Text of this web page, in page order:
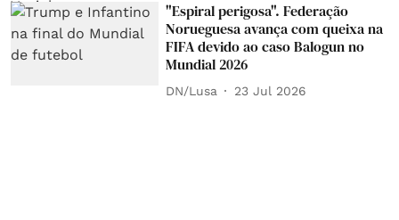
"Espiral perigosa". Federação
Norueguesa avança com queixa na
FIFA devido ao caso Balogun no
Mundial 2026
DN/Lusa 23 Jul 2026